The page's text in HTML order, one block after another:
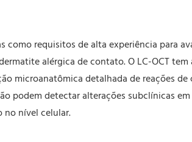
requisitos de alta experiência para
alérgica de contato. O LC-OCT
microanatômica detalhada de reações
podem detectar alterações subclínicas
no nível celular.